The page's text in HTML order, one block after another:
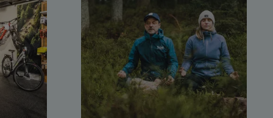
Talstation /Valley
Talstation
station
Bergstation /